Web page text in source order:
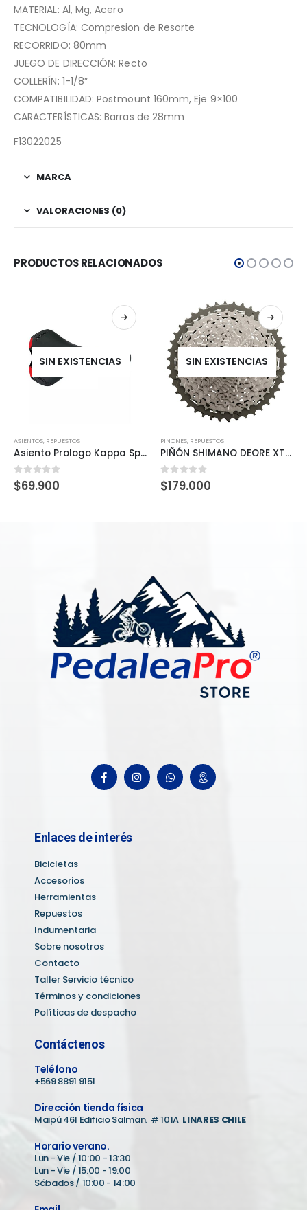
MATERIAL: Al, Mg, Acero
TECNOLOGÍA: Compresion de Resorte
RECORRIDO: 80mm
JUEGO DE DIRECCIÓN: Recto
COLLERÍN: 1-1/8″
COMPATIBILIDAD: Postmount 160mm, Eje 9×100
CARACTERÍSTICAS: Barras de 28mm
F13022025
MARCA
VALORACIONES (0)
PRODUCTOS RELACIONADOS
SIN EXISTENCIAS
ASIENTOS, REPUESTOS
Asiento Prologo Kappa Space T2.0
0 out of 5
$69.900
SIN EXISTENCIAS
PIÑONES, REPUESTOS
PIÑÓN SHIMANO DEORE XT 11V (CS-M8000 XT Casette)
0out of 5
$179.000
Enlaces de interés
Bicicletas
Accesorios
Herramientas
Repuestos
Indumentaria
Sobre nosotros
Contacto
Taller Servicio técnico
Términos y condiciones
Políticas de despacho
Contáctenos
Teléfono
+569 8891 9151
Dirección tienda física
Maipú 461 Edificio Salman. # 101A LINARES CHILE
Horario verano.
Lun - Vie / 10:00 - 13:30
Lun - Vie / 15:00 - 19:00
Sábados / 10:00 - 14:00